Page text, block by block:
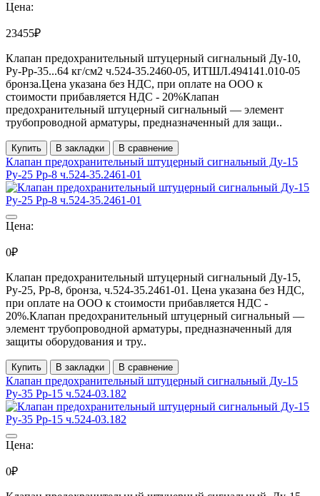
Цена:
23455₽
Клапан предохранительный штуцерный сигнальный Ду-10,
Ру-Рр-35...64 кг/см2 ч.524-35.2460-05, ИТШЛ.494141.010-05
бронза.Цена указана без НДС, при оплате на ООО к
стоимости прибавляется НДС - 20%Клапан
предохранительный штуцерный сигнальный — элемент
трубопроводной арматуры, предназначенный для защи..
Купить В закладки В сравнение
Клапан предохранительный штуцерный сигнальный Ду-15
Ру-25 Рр-8 ч.524-35.2461-01
Цена:
0₽
Клапан предохранительный штуцерный сигнальный Ду-15,
Ру-25, Рр-8, бронза, ч.524-35.2461-01. Цена указана без НДС,
при оплате на ООО к стоимости прибавляется НДС -
20%.Клапан предохранительный штуцерный сигнальный —
элемент трубопроводной арматуры, предназначенный для
защиты оборудования и тру..
Купить В закладки В сравнение
Клапан предохранительный штуцерный сигнальный Ду-15
Ру-35 Рр-15 ч.524-03.182
Цена:
0₽